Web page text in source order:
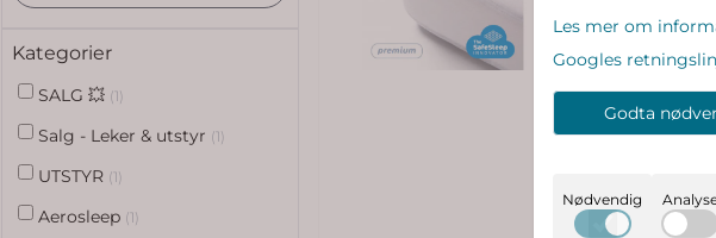
Kategorier
SALG 💥 (1)
Salg - Leker & utstyr (1)
UTSTYR (1)
Aerosleep (1)
Les mer om
Googles
Godta
Nødvendig